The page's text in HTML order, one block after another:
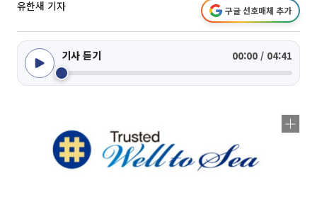
유한새 기자 구글 선호매체 추가
기사 듣기 00:00 / 04:41